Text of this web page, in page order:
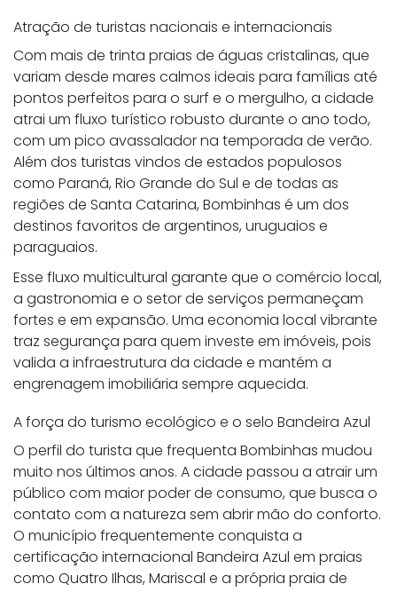
Atração de turistas nacionais e internacionais
Com mais de trinta praias de águas cristalinas, que
variam desde mares calmos ideais para famílias até
pontos perfeitos para o surf e o mergulho, a cidade
atrai um fluxo turístico robusto durante o ano todo,
com um pico avassalador na temporada de verão.
Além dos turistas vindos de estados populosos
como Paraná, Rio Grande do Sul e de todas as
regiões de Santa Catarina, Bombinhas é um dos
destinos favoritos de argentinos, uruguaios e
paraguaios.
Esse fluxo multicultural garante que o comércio local,
a gastronomia e o setor de serviços permaneçam
fortes e em expansão. Uma economia local vibrante
traz segurança para quem investe em imóveis, pois
valida a infraestrutura da cidade e mantém a
engrenagem imobiliária sempre aquecida.
A força do turismo ecológico e o selo Bandeira Azul
O perfil do turista que frequenta Bombinhas mudou
muito nos últimos anos. A cidade passou a atrair um
público com maior poder de consumo, que busca o
contato com a natureza sem abrir mão do conforto.
O município frequentemente conquista a
certificação internacional Bandeira Azul em praias
como Quatro Ilhas, Mariscal e a própria praia de